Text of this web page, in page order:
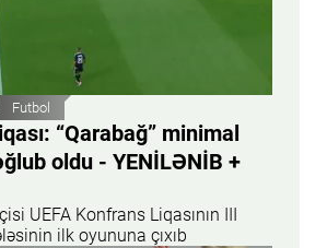
Futbol
“Qarabağ” minimal
oldu - YENİLƏNİB +
UEFA Konfrans Liqasının III
ilk oyununa çıxıb